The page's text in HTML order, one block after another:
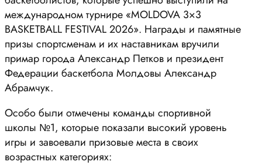
международном турнире «MOLDOVA 3×3
BASKETBALL FESTIVAL 2026». Награды и памятные
призы спортсменам и их наставникам вручили
примар города Александр Петков и президент
Федерации баскетбола Молдовы Александр
Абрамчук.
Особо были отмечены команды спортивной
школы №1, которые показали высокий уровень
игры и завоевали призовые места в своих
возрастных категориях: